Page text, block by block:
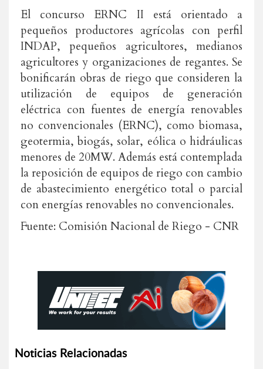
El concurso ERNC II está orientado a
pequeños productores agrícolas con perfil
INDAP, pequeños agricultores, medianos
agricultores y organizaciones de regantes. Se
bonificarán obras de riego que consideren la
utilización de equipos de generación
eléctrica con fuentes de energía renovables
no convencionales (ERNC), como biomasa,
geotermia, biogás, solar, eólica o hidráulicas
menores de 20MW. Además está contemplada
la reposición de equipos de riego con cambio
de abastecimiento energético total o parcial
con energías renovables no convencionales.
Fuente: Comisión Nacional de Riego - CNR
Noticias Relacionadas